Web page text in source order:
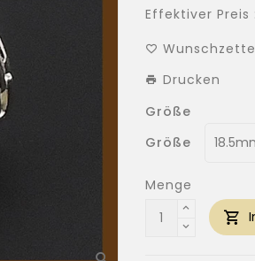
Effektiver Preis :
Drucken
Größe
Größe
Menge